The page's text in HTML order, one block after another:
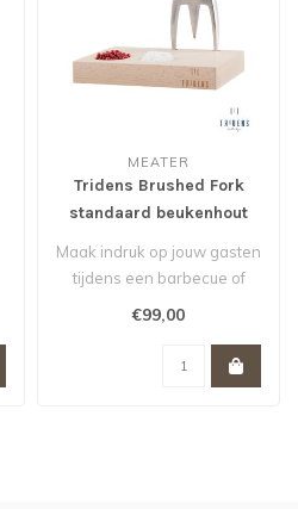
MEATER
Tridens Brushed Fork
standaard beukenhout
Maak indruk op jouw gasten
tijdens een barbecue of
€99,00